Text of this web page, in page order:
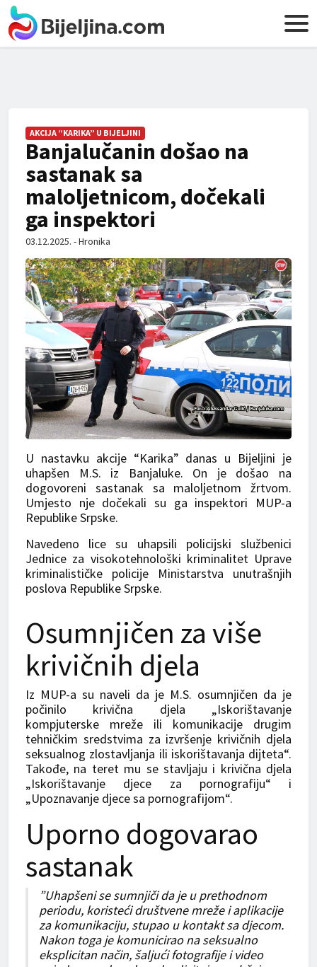
AKCIJA “KARIKA” U BIJELJINI
Banjalučanin došao na
sastanak sa
maloljetnicom, dočekali
ga inspektori
03.12.2025. - Hronika
U nastavku akcije “Karika” danas u Bijeljini je
uhapšen M.S. iz Banjaluke. On je došao na
dogovoreni sastanak sa maloljetnom žrtvom.
Umjesto nje dočekali su ga inspektori MUP-a
Republike Srpske.
Navedeno lice su uhapsili policijski službenici
Jednice za visokotehnološki kriminalitet Uprave
kriminalističke policije Ministarstva unutrašnjih
poslova Republike Srpske.
Osumnjičen za više
krivičnih djela
Iz MUP-a su naveli da je M.S. osumnjičen da je
počinilo krivična djela „Iskorištavanje
kompjuterske mreže ili komunikacije drugim
tehničkim sredstvima za izvršenje krivičnih djela
seksualnog zlostavljanja ili iskorištavanja dijteta“.
Takođe, na teret mu se stavljaju i krivična djela
„Iskorištavanje djece za pornografiju“ i
„Upoznavanje djece sa pornografijom“.
Uporno dogovarao
sastanak
”Uhapšeni se sumnjiči da je u prethodnom
periodu, koristeći društvene mreže i aplikacije
za komunikaciju, stupao u kontakt sa djecom.
Nakon toga je komunicirao na seksualno
eksplicitan način, šaljući fotografije i video